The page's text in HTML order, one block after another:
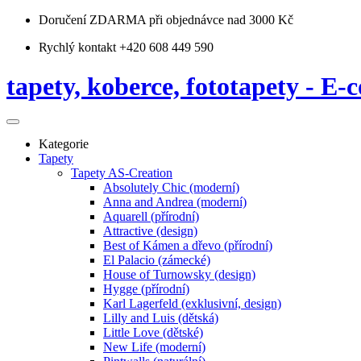
Doručení ZDARMA při objednávce nad 3000 Kč
Rychlý kontakt +420 608 449 590
tapety, koberce, fototapety - E-
Kategorie
Tapety
Tapety AS-Creation
Absolutely Chic (moderní)
Anna and Andrea (moderní)
Aquarell (přírodní)
Attractive (design)
Best of Kámen a dřevo (přírodní)
El Palacio (zámecké)
House of Turnowsky (design)
Hygge (přírodní)
Karl Lagerfeld (exklusivní, design)
Lilly and Luis (dětská)
Little Love (dětské)
New Life (moderní)